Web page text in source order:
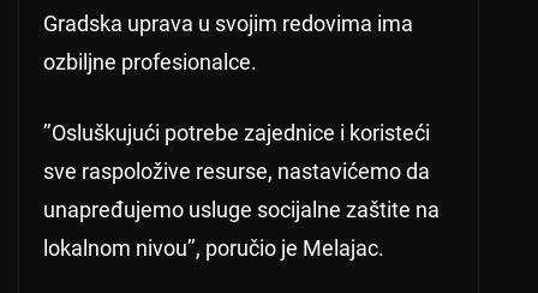
Gradska uprava u svojim redovima ima
ozbiljne profesionalce.
’’Osluškujući potrebe zajednice i koristeći
sve raspoložive resurse, nastavićemo da
unapređujemo usluge socijalne zaštite na
lokalnom nivou’’, poručio je Melajac.